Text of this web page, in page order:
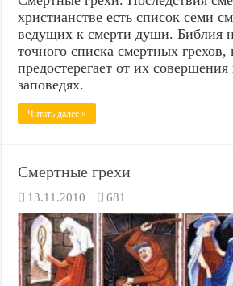
христианстве есть список семи
ведущих к смерти души. Библия
точного списка смертных грехов,
предостерегает от их совершения
заповедях.
Читать далее »
Смертные грехи
13.11.2010 681